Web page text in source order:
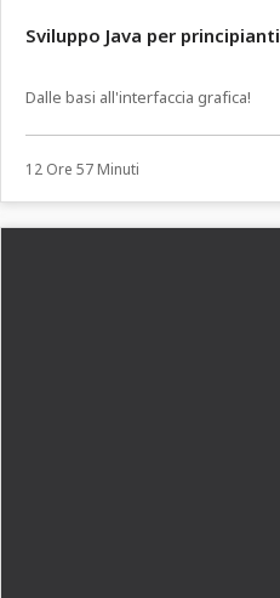
Sviluppo Java per principianti
Dalle basi all'interfaccia grafica!
12 Ore 57 Minuti